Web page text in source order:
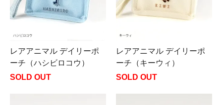
レアアニマル デイリーポ
ーチ（ハシビロコウ）
SOLD OUT
レアアニマル デイリーポ
ーチ（キーウィ）
SOLD OUT